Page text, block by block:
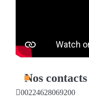
Nos contacts
00224628069200